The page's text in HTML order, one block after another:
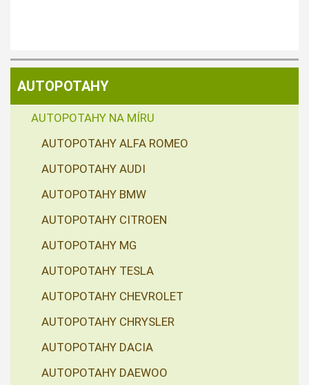
AUTOPOTAHY
AUTOPOTAHY NA MÍRU
AUTOPOTAHY ALFA ROMEO
AUTOPOTAHY AUDI
AUTOPOTAHY BMW
AUTOPOTAHY CITROEN
AUTOPOTAHY MG
AUTOPOTAHY TESLA
AUTOPOTAHY CHEVROLET
AUTOPOTAHY CHRYSLER
AUTOPOTAHY DACIA
AUTOPOTAHY DAEWOO